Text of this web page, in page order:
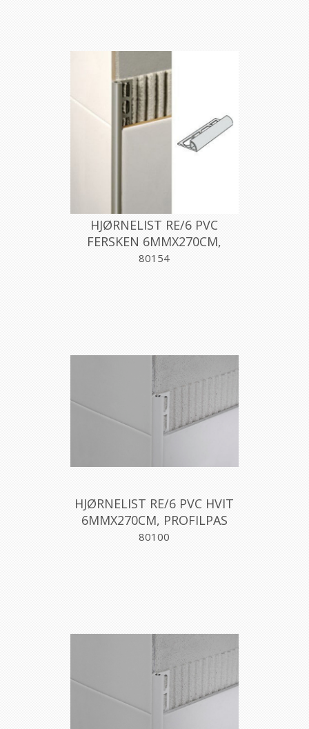
HJØRNELIST RE/6 PVC
FERSKEN 6MMX270CM,
PROFILPAS
80154
HJØRNELIST RE/6 PVC HVIT
6MMX270CM, PROFILPAS
80100